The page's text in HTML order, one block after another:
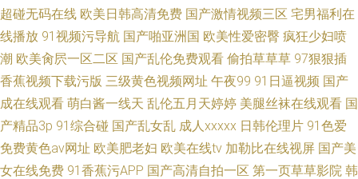
超碰无码在线 欧美日韩高清免费 国产激情视频三区 宅男福利在
线播放 91视频污导航 国产啪亚洲国 欧美性爱密臀 疯狂少妇喷
潮 欧美肏屄一区二区 国产乱伦免费观看 偷拍草草草 97狠狠插
香蕉视频下载污版 三级黄色视频网址 午夜99 91日逼视频 国产
成在线观看 萌白酱一线天 乱伦五月天婷婷 美腿丝袜在线观看 国
产精品3p 91综合碰 国产乱女乱 成人xxxxx 日韩伦理片 91色爱
免费黄色av网址 欧美肥老妇 欧美在线tv 加勒比在线视屏 国产美
女在线免费 91香蕉污APP 国产高清自拍一区 第一页草草影院 韩